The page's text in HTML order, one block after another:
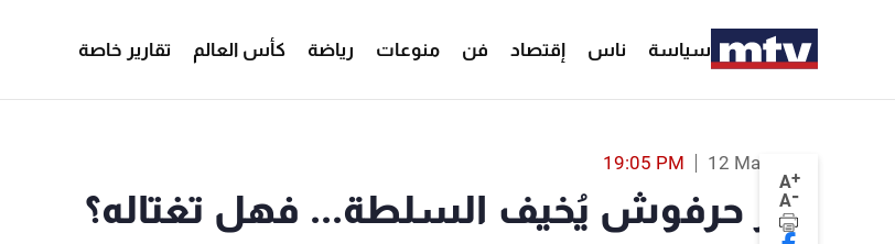
سياسة ناس إقتصاد فن منوعات رياضة كأس العالم تقارير خاصة
A+
A-
12 May 2022
19:05 PM
عمر حرفوش يُخيف السلطة... فهل تغتاله؟